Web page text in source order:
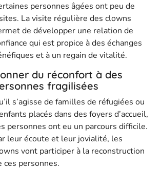
personnes âgées ont peu de
La visite régulière des clowns
de développer une relation de
qui est propice à des échanges
et à un regain de vitalité.
du réconfort à des
fragilisées
s’agisse de familles de réfugiées ou
placés dans des foyers d’accueil,
personnes ont eu un parcours difficile.
leur écoute et leur jovialité, les
vont participer à la reconstruction
ces personnes.